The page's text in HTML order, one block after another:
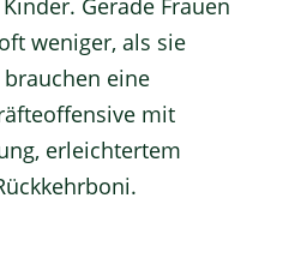
weniger, als sie
eine
mit
erleichtertem